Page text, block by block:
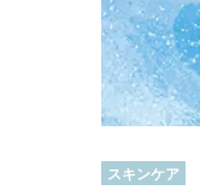
スキンケア